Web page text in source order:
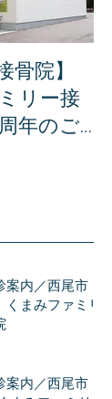
骨院】
リー接
年のご
案内／西尾市
まみファミリ
案内／西尾市